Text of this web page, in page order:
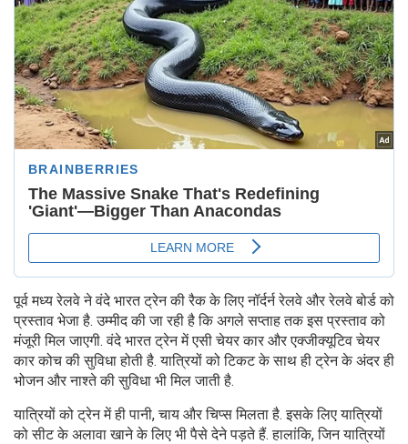
पूर्व मध्य रेलवे ने वंदे भारत ट्रेन की रैक के लिए नॉर्दर्न रेलवे और रेलवे बोर्ड को
प्रस्ताव भेजा है. उम्मीद की जा रही है कि अगले सप्ताह तक इस प्रस्ताव को
मंजूरी मिल जाएगी. वंदे भारत ट्रेन में एसी चेयर कार और एक्जीक्यूटिव चेयर
कार कोच की सुविधा होती है. यात्रियों को टिकट के साथ ही ट्रेन के अंदर ही
भोजन और नाश्ते की सुविधा भी मिल जाती है.
यात्रियों को ट्रेन में ही पानी, चाय और चिप्स मिलता है. इसके लिए यात्रियों
को सीट के अलावा खाने के लिए भी पैसे देने पड़ते हैं. हालांकि, जिन यात्रियों